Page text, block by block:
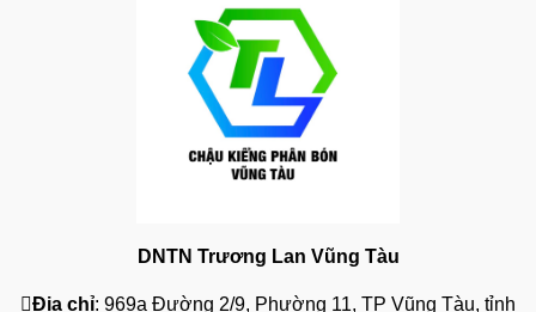
DNTN Trương Lan Vũng Tàu
Địa chỉ: 969a Đường 2/9, Phường 11, TP Vũng Tàu, tỉnh